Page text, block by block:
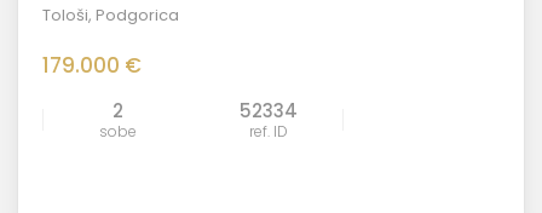
Tološi, Podgorica
179.000 €
2
sobe
52334
ref. ID